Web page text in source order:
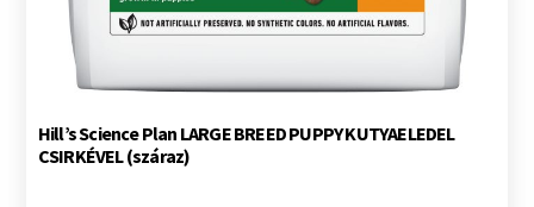
Hill’s Science Plan LARGE BREED PUPPY KUTYAELEDEL
CSIRKÉVEL (száraz)